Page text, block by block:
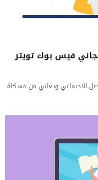
فيس بوك تويتر
الاجتماعي ويعاني من مشكلة